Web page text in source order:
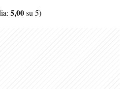
5,00su 5)